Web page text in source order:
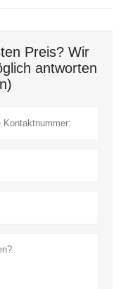
Preis? Wir
antworten